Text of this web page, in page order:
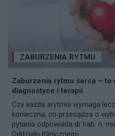
ZABURZENIA RYTMU
Zaburzenia rytmu serca – to
diagnostyce i terapii
Czy każda arytmia wymaga
konieczna, co przesądza o
pytania odpowiada dr hab. n.
Oddziału Klinicznego...